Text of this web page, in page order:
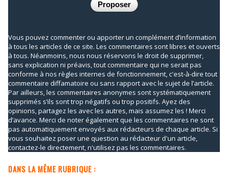
Vous pouvez commenter ou apporter un complément d’information
à tous les articles de ce site. Les commentaires sont libres et ouverts
à tous. Néanmoins, nous nous réservons le droit de supprimer,
sans explication ni préavis, tout commentaire qui ne serait pas
conforme à nos règles internes de fonctionnement, c'est-à-dire tout
commentaire diffamatoire ou sans rapport avec le sujet de l’article.
Par ailleurs, les commentaires anonymes sont systématiquement
supprimés s’ils sont trop négatifs ou trop positifs. Ayez des
opinions, partagez les avec les autres, mais assumez les ! Merci
d’avance. Merci de noter également que les commentaires ne sont
pas automatiquement envoyés aux rédacteurs de chaque article. Si
vous souhaitez poser une question au rédacteur d'un article,
contactez-le directement, n'utilisez pas les commentaires.
DANS LA MÊME RUBRIQUE :